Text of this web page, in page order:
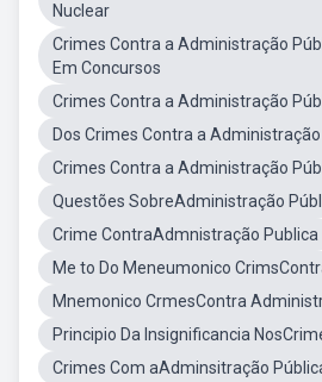
Nuclear
Crimes Contra a Administração
Em Concursos
Crimes Contra a Administração
Dos Crimes Contra a
Crimes Contra a Administração
Questões SobreAdministração
Crime ContraAdmnistração Publica
Me to Do Meneumonico
Mnemonico CrmesContra
Principio Da Insignificancia
Crimes Com aAdminsitração